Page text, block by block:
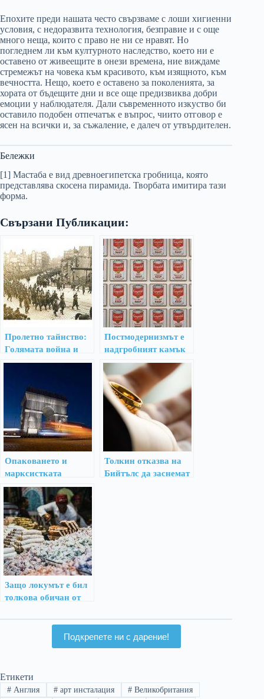
Епохите преди нашата често свързваме с лоши хигиенни
условия, с недоразвита технология, безправие и с още
много неща, които с право не ни се нравят. Но
погледнем ли към културното наследство, което ни е
оставено от живеещите в онези времена, ние виждаме
стремежът на човека към красивото, към изящното, към
вечността. Нещо, което е оставено за поколенията, за
хората от бъдещите дни и все още предизвиква добри
емоции у наблюдателя. Дали съвременното изкуство би
оставило подобен отпечатък е въпрос, чиито отговор е
ясен на всички и, за съжаление, е далеч от утвърдителен.
Бележки
[1] Мастаба е вид древноегипетска гробница, която
представлява скосена пирамида. Творбата имитира тази
форма.
Свързани Публикации:
Пролетно тайнство:
Голямата война и
раждането на
Постмодернизмът е
надгробният камък
на красотата
Опаковането и
марксистката
естестика
Толкин отказва на
Бийтълс да заснемат
Защо локумът е бил
толкова обичан от
Подкрепете ни с дарение!
Етикети
#Англия #арт инсталация # Великобритания